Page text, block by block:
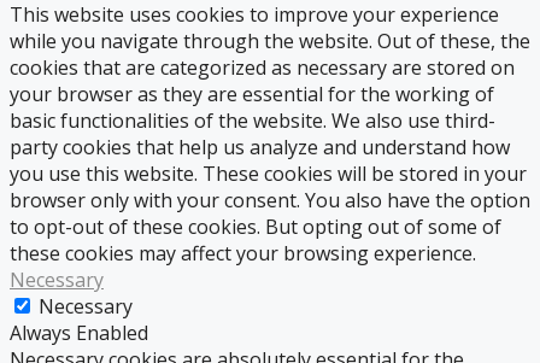
This website uses cookies to improve your experience
while you navigate through the website. Out of these, the
cookies that are categorized as necessary are stored on
your browser as they are essential for the working of
basic functionalities of the website. We also use third-
party cookies that help us analyze and understand how
you use this website. These cookies will be stored in your
browser only with your consent. You also have the option
to opt-out of these cookies. But opting out of some of
these cookies may affect your browsing experience.
Necessary
Necessary
Always Enabled